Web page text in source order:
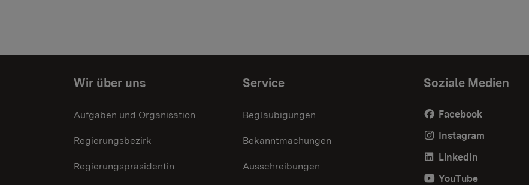
Wir über uns
Aufgaben und Organisation
Regierungsbezirk
Regierungspräsidentin
Service
Beglaubigungen
Bekanntmachungen
Ausschreibungen
Soziale Medien
Facebook
Instagram
LinkedIn
YouTube